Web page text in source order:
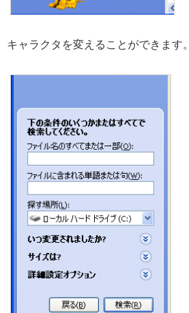
キャラクタを変えることができます。